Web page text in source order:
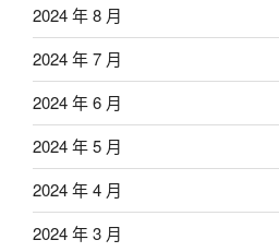
2024 年 8 月
2024 年 7 月
2024 年 6 月
2024 年 5 月
2024 年 4 月
2024 年 3 月